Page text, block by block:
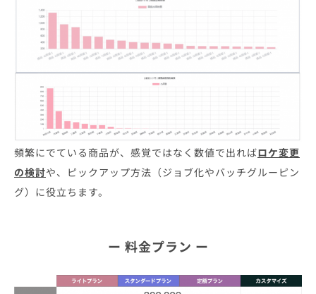
頻繁にでている商品が、感覚ではなく数値で出ればロケ変更
の検討や、ピックアップ方法（ジョブ化やバッチグルーピン
グ）に役立ちます。
ー 料金プラン ー